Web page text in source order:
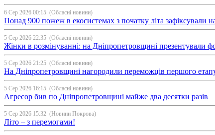
6 Сер 2026 00:15 (Обласні новини)
Понад 900 пожеж в екосистемах з початку літа зафіксували
5 Сер 2026 22:35 (Обласні новини)
Жінки в розмінуванні: на Дніпропетровщині презентували
5 Сер 2026 21:25 (Обласні новини)
На Дніпропетровщині нагородили переможців першого
5 Сер 2026 16:15 (Обласні новини)
Агресор бив по Дніпропетровщині майже два десятки разів
5 Сер 2026 15:32 (Новини Покрова)
Літо – з перемогами!